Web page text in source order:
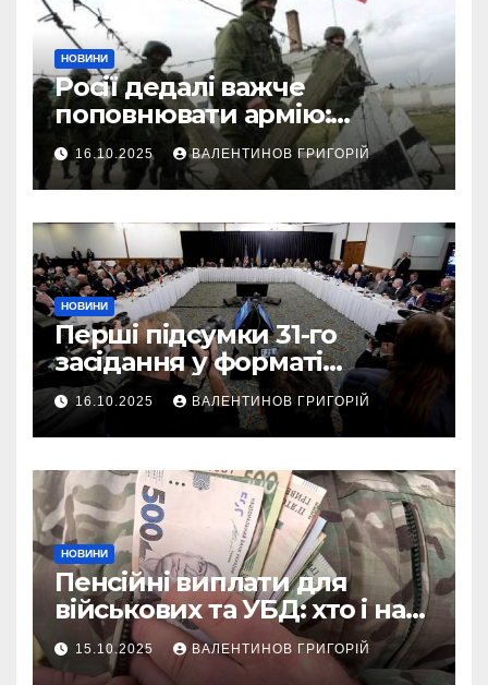
НОВИНИ
Росії дедалі важче
поповнювати армію:
військовий пояснив
приховані причини
16.10.2025 ВАЛЕНТИНОВ ГРИГОРІЙ
НОВИНИ
Перші підсумки 31-го
засідання у форматі
“Рамштайн”: що
домовилися союзники
України
16.10.2025 ВАЛЕНТИНОВ ГРИГОРІЙ
НОВИНИ
Пенсійні виплати для
військових та УБД: хто і на
що може розраховувати
15.10.2025 ВАЛЕНТИНОВ ГРИГОРІЙ